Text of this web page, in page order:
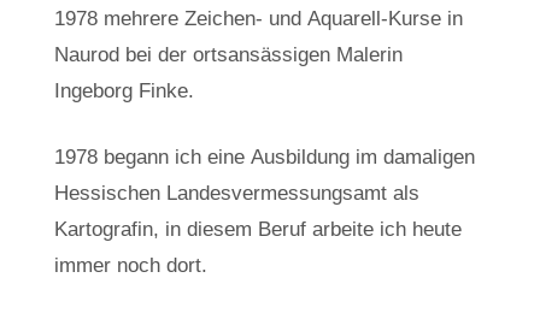
1978 mehrere Zeichen- und Aquarell-Kurse in
Naurod bei der ortsansässigen Malerin
Ingeborg Finke.
1978 begann ich eine Ausbildung im damaligen
Hessischen Landesvermessungsamt als
Kartografin, in diesem Beruf arbeite ich heute
immer noch dort.